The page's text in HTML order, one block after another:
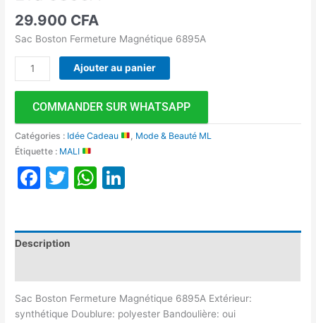
29.900 CFA
Sac Boston Fermeture Magnétique 6895A
Ajouter au panier
COMMANDER SUR WHATSAPP
Catégories : Idée Cadeau
Mode & Beauté ML
Étiquette : MALI
Facebook
TwitterWhatsApp
Description
Sac Boston Fermeture Magnétique 6895A Extérieur:
synthétique Doublure: polyester Bandoulière: oui